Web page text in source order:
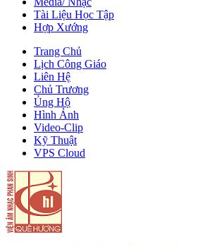
Tài Liệu Học Tập
Hợp Xướng
Trang Chủ
Lịch Công Giáo
Liên Hệ
Chủ Trương
Ủng Hộ
Hình Ảnh
Video-Clip
Kỹ Thuật
VPS Cloud